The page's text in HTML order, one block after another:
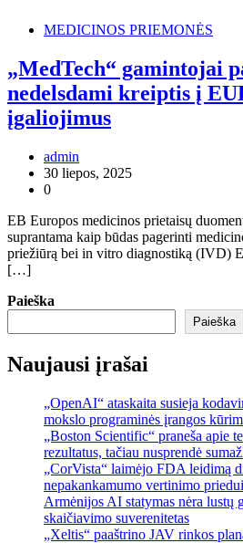
MEDICINOS PRIEMONĖS
„MedTech“ gamintojai
nedelsdami kreiptis į
įgaliojimus
admin
30 liepos, 2025
0
EB Europos medicinos prietaisų
suprantama kaip būdas pagerinti
priežiūrą bei in vitro diagnostiką (IVD)
[…]
Paieška
Paieška
Naujausi įrašai
„OpenAI“ ataskaita susieja
mokslo programinės įrangos
„Boston Scientific“ praneša apie
rezultatus, tačiau nusprendė
„CorVista“ laimėjo FDA leidimą
nepakankamumo vertinimo priedui
Armėnijos AI statymas nėra lustų
skaičiavimo suverenitetas
„Xeltis“ paaštrino JAV rinkos